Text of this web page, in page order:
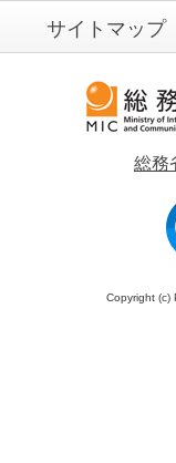
サイトマップ
総務
Copyright (c)